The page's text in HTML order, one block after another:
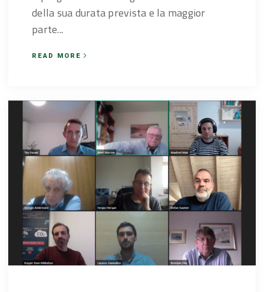
della sua durata prevista e la maggior
parte...
READ MORE